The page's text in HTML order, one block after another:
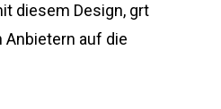
diesem Design, grt
auf die